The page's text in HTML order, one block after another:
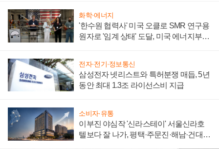
화학·에너지
'한수원 협력사' 미국 오클로 SMR 연구용
원자로 '임계 상태' 도달, 미국 에너지부
전자·전기·정보통신
삼성전자 넷리스트와 특허분쟁 매듭, 5년
동안 최대 1.3조 라이선스비 지급
소비자·유통
이부진 야심작 '신라스테이' 서울신라호
텔보다 잘 나가, 평택·주문진·해남·건대로